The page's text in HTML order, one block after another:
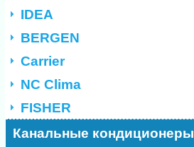
IDEA
BERGEN
Carrier
NC Clima
FISHER
Канальные кондиционеры